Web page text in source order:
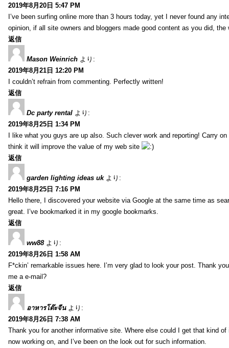
2019年8月20日 5:47 PM
I’ve been surfing online more than 3 hours today, yet I never found any
opinion, if all site owners and bloggers made good content as you did,
返信
Mason Weinrich より:
2019年8月21日 12:20 PM
I couldn’t refrain from commenting. Perfectly written!
返信
Dc party rental より:
2019年8月25日 1:34 PM
I like what you guys are up also. Such clever work and reporting! Carry
think it will improve the value of my web site
返信
garden lighting ideas uk より:
2019年8月25日 7:16 PM
Hello there, I discovered your website via Google at the same time as
great. I’ve bookmarked it in my google bookmarks.
返信
ww88 より:
2019年8月26日 1:58 AM
F*ckin’ remarkable issues here. I’m very glad to look your post. Thank
me a e-mail?
返信
อาหารโต๊ะจีน より:
2019年8月26日 7:38 AM
Thank you for another informative site. Where else could I get that kind
now working on, and I’ve been on the look out for such information.